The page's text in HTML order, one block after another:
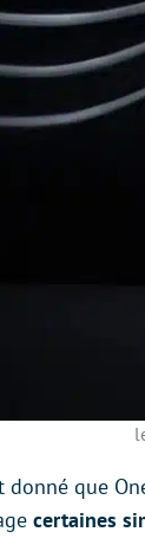
donné que
certaines